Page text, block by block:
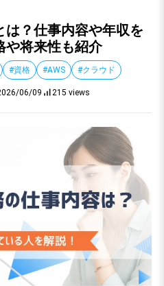
は？仕事内容や年収を
や将来性も紹介
#資格 #AWS #クラウド
06/09 215 views